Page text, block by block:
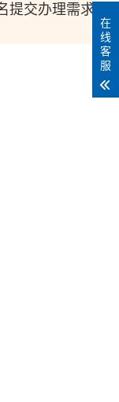
提交办理需求
在
线
客
服